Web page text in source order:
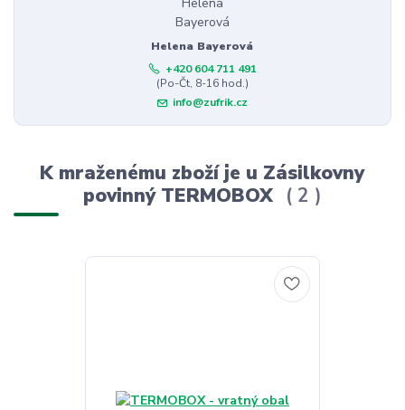
Helena Bayerová
+420 604 711 491
(Po-Čt, 8-16 hod.)
info@zufrik.cz
K mraženému zboží je u Zásilkovny
povinný TERMOBOX
2